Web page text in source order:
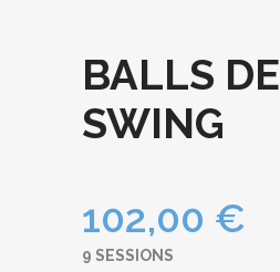
BALLS DE
SWING
102,00 €
9 SESSIONS